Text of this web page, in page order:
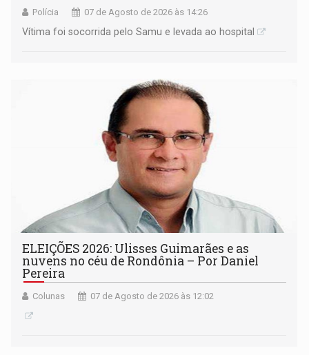
Polícia 07 de Agosto de 2026 às 14:26
Vítima foi socorrida pelo Samu e levada ao hospital
ELEIÇÕES 2026: Ulisses Guimarães e as
nuvens no céu de Rondônia – Por Daniel
Pereira
Colunas 07 de Agosto de 2026 às 12:02